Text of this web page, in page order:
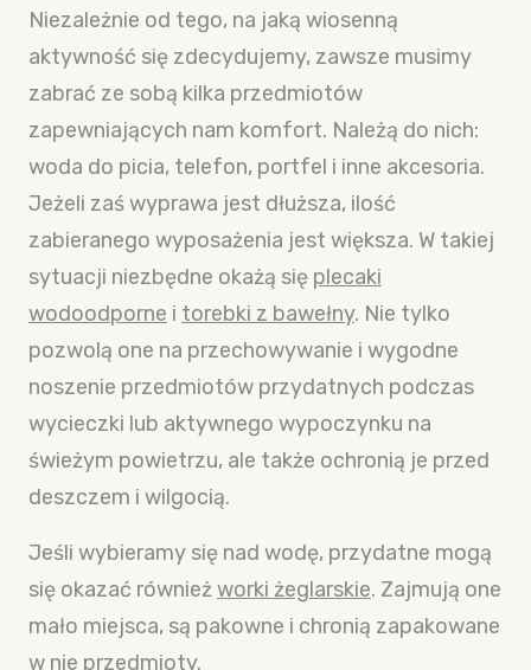
Niezależnie od tego, na jaką wiosenną
aktywność się zdecydujemy, zawsze musimy
zabrać ze sobą kilka przedmiotów
zapewniających nam komfort. Należą do nich:
woda do picia, telefon, portfel i inne akcesoria.
Jeżeli zaś wyprawa jest dłuższa, ilość
zabieranego wyposażenia jest większa. W takiej
sytuacji niezbędne okażą się plecaki
wodoodporne i torebki z bawełny. Nie tylko
pozwolą one na przechowywanie i wygodne
noszenie przedmiotów przydatnych podczas
wycieczki lub aktywnego wypoczynku na
świeżym powietrzu, ale także ochronią je przed
deszczem i wilgocią.
Jeśli wybieramy się nad wodę, przydatne mogą
się okazać równieżworki żeglarskie. Zajmują one
mało miejsca, są pakowne i chronią zapakowane
w nie przedmioty.